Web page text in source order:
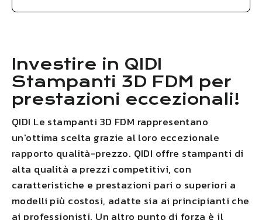
Investire in QIDI
Stampanti 3D FDM per
prestazioni eccezionali!
QIDI Le stampanti 3D FDM rappresentano
un'ottima scelta grazie al loro eccezionale
rapporto qualità-prezzo. QIDI offre stampanti di
alta qualità a prezzi competitivi, con
caratteristiche e prestazioni pari o superiori a
modelli più costosi, adatte sia ai principianti che
ai professionisti. Un altro punto di forza è il